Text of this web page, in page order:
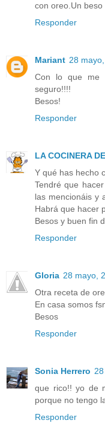
con oreo.Un beso
Responder
Mariant 28
Con lo que me
seguro!!!!
Besos!
Responder
LA COCINERA
Y qué has hecho
Tendré que
las mencionáis y
Habrá que hacer
Besos y buen fin
Responder
Gloria 28 mayo,
Otra receta de
En casa somos
Besos
Responder
Sonia Herrero
que rico!! yo de
porque no tengo
Responder